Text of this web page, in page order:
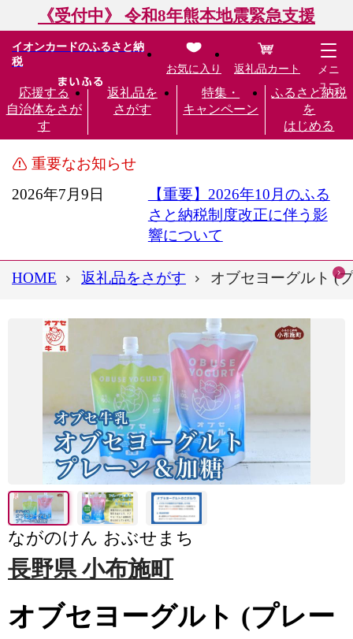
《受付中》 令和8年熊本地震緊急支援
イオンカードのふるさと納
税
応援する
自治体をさが
す
返礼品を
さがす
特集・
キャンペーン
ふるさと納税
を
はじめる
お気に入り 返礼品カート
メニ
ュー
重要なお知らせ
2026年7月9日
【重要】2026年10月のふる
さと納税制度改正に伴う影
響について
HOME 返礼品をさがす オブセヨーグルト (
ながのけん おぶせまち
長野県 小布施町
オブセヨーグルト (プレー